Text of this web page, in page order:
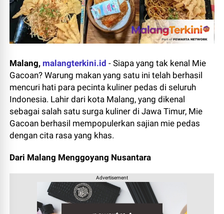
Malang, malangterkini.id -Siapa yang tak kenal Mie
Gacoan? Warung makan yang satu ini telah berhasil
mencuri hati para pecinta kuliner pedas di seluruh
Indonesia. Lahir dari kota Malang, yang dikenal
sebagai salah satu surga kuliner di Jawa Timur, Mie
Gacoan berhasil mempopulerkan sajian mie pedas
dengan cita rasa yang khas.
Dari Malang Menggoyang Nusantara
Advertisement